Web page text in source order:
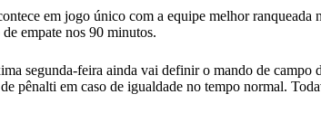
em jogo único com a equipe melhor ranqueada
empate nos 90 minutos.
segunda-feira ainda vai definir o mando de campo
pênalti em caso de igualdade no tempo normal.